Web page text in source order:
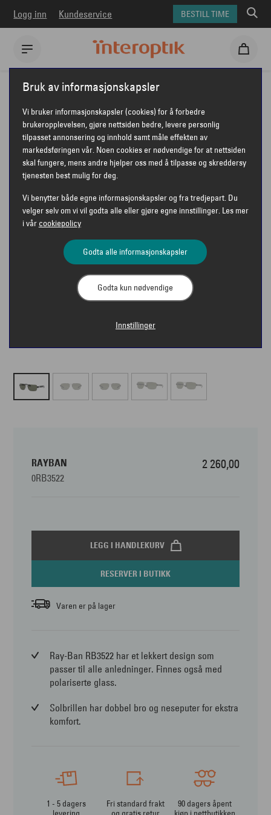
Logg inn Kundeservice BESTILL TIME
Interoptik Solbriller Ray-Ban solbriller
RAY-BAN RB3522
RAYBAN
0RB3522
2 260,00
LEGG I HANDLEKURV
RESERVER I BUTIKK
Varen er på lager
Ray-Ban RB3522 har et lekkert design som
passer til alle anledninger. Finnes også med
polariserte glass.
Solbrillen har dobbel bro og neseputer for ekstra
komfort.
1 - 5 dagers
Fri standard frakt
90 dagers åpent
Bruk av informasjonskapsler
Vi bruker informasjonskapsler (cookies) for å forbedre
brukeropplevelsen, gjøre nettsiden bedre, levere personlig
tilpasset annonsering og innhold samt måle effekten av
markedsføringen vår. Noen cookies er nødvendige for at nettsiden
skal fungere, mens andre hjelper oss med å tilpasse og skreddersy
tjenesten best mulig for deg.
Vi benytter både egne informasjonskapsler og fra tredjepart. Du
velger selv om vi vil godta alle eller gjøre egne innstillinger. Les mer
i vår cookiepolicy
Godta alle informasjonskapsler
Godta kun nødvendige
Innstillinger